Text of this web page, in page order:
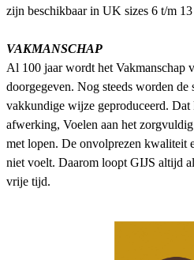
zijn beschikbaar in UK sizes 6 t/m
VAKMANSCHAP
Al 100 jaar wordt het Vakmanschap
doorgegeven. Nog steeds worden de
vakkundige wijze geproduceerd. Dat
afwerking, Voelen aan het
met lopen. De onvolprezen kwaliteit
niet voelt. Daarom loopt GIJS altijd
vrije tijd.